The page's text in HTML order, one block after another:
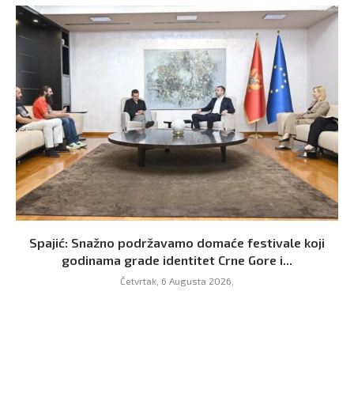
Spajić: Snažno podržavamo domaće festivale koji
godinama grade identitet Crne Gore i...
Četvrtak, 6 Augusta 2026,